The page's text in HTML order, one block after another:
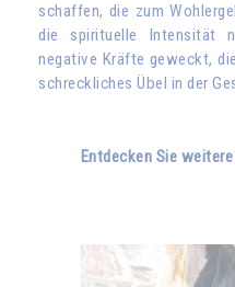
schaffen, die zum
die spirituelle Intensität
negative Kräfte geweckt,
schreckliches Übel in der
Entdecken Sie